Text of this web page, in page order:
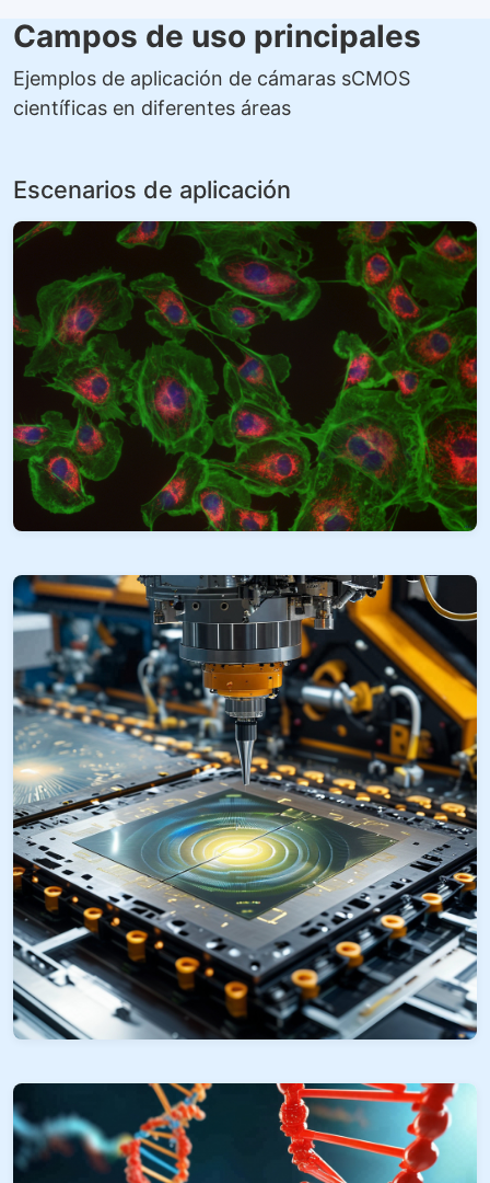
Campos de uso principales
Ejemplos de aplicación de cámaras sCMOS
científicas en diferentes áreas
Escenarios de aplicación